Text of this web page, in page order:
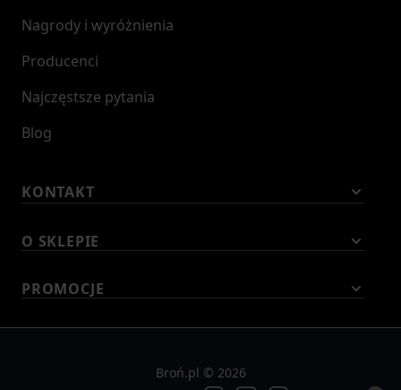
Nagrody i wyróżnienia
Producenci
Najczęstsze pytania
Blog
KONTAKT
O SKLEPIE
PROMOCJE
Broń.pl © 2026